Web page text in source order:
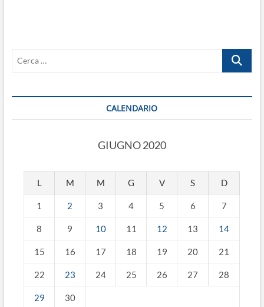
Cerca
CALENDARIO
GIUGNO 2020
L M M G V S D
1 2 3 4 5 6 7
8 9 10 11 12 13 14
15 16 17 18 19 20 21
22 23 24 25 26 27 28
29
30